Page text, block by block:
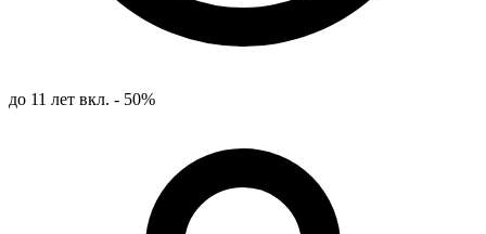
до 11 лет вкл. - 50%